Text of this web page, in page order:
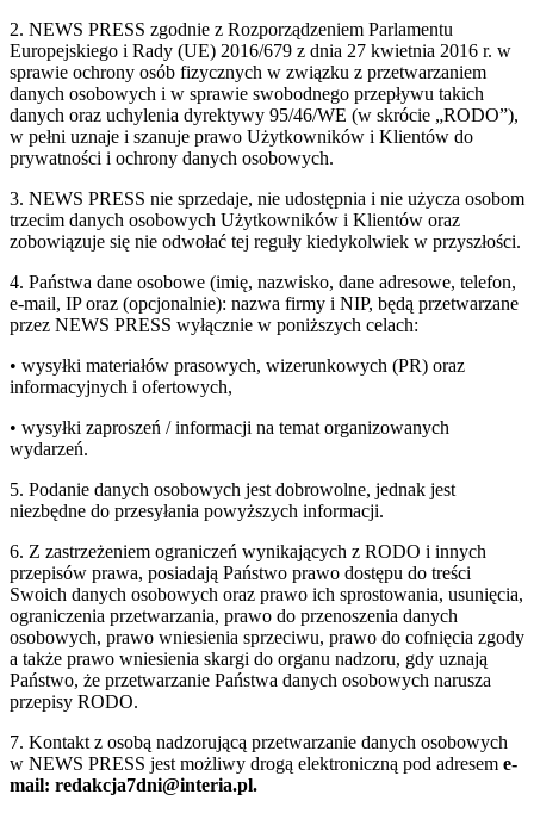
2. NEWS PRESS zgodnie z Rozporządzeniem Parlamentu
Europejskiego i Rady (UE) 2016/679 z dnia 27 kwietnia 2016 r. w
sprawie ochrony osób fizycznych w związku z przetwarzaniem
danych osobowych i w sprawie swobodnego przepływu takich
danych oraz uchylenia dyrektywy 95/46/WE (w skrócie „RODO”),
w pełni uznaje i szanuje prawo Użytkowników i Klientów do
prywatności i ochrony danych osobowych.
3. NEWS PRESS nie sprzedaje, nie udostępnia i nie użycza osobom
trzecim danych osobowych Użytkowników i Klientów oraz
zobowiązuje się nie odwołać tej reguły kiedykolwiek w przyszłości.
4. Państwa dane osobowe (imię, nazwisko, dane adresowe, telefon,
e-mail, IP oraz (opcjonalnie): nazwa firmy i NIP, będą przetwarzane
przez NEWS PRESS wyłącznie w poniższych celach:
• wysyłki materiałów prasowych, wizerunkowych (PR) oraz
informacyjnych i ofertowych,
• wysyłki zaproszeń / informacji na temat organizowanych
wydarzeń.
5. Podanie danych osobowych jest dobrowolne, jednak jest
niezbędne do przesyłania powyższych informacji.
6. Z zastrzeżeniem ograniczeń wynikających z RODO i innych
przepisów prawa, posiadają Państwo prawo dostępu do treści
Swoich danych osobowych oraz prawo ich sprostowania, usunięcia,
ograniczenia przetwarzania, prawo do przenoszenia danych
osobowych, prawo wniesienia sprzeciwu, prawo do cofnięcia zgody
a także prawo wniesienia skargi do organu nadzoru, gdy uznają
Państwo, że przetwarzanie Państwa danych osobowych narusza
przepisy RODO.
7. Kontakt z osobą nadzorującą przetwarzanie danych osobowych
w NEWS PRESS jest możliwy drogą elektroniczną pod adresem e-
mail: redakcja7dni@interia.pl.